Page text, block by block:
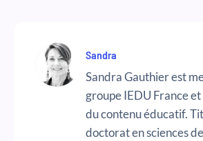
Sandra
Sandra Gauthier est
groupe IEDU France
du contenu éducatif.
doctorat en sciences